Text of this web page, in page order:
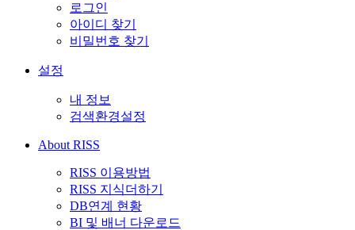
로그인
아이디 찾기
비밀번호 찾기
설정
내 정보
검색환경설정
About RISS
RISS 이용방법
RISS 지식더하기
DB연계 현황
BI 및 배너 다운로드